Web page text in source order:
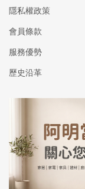
隱私權政策
會員條款
服務優勢
歷史沿革